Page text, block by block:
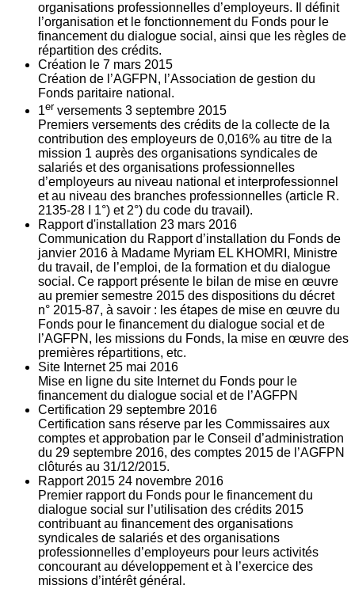
organisations professionnelles d’employeurs. Il définit
l’organisation et le fonctionnement du Fonds pour le
financement du dialogue social, ainsi que les règles de
répartition des crédits.
Création le 7 mars 2015
Création de l’AGFPN, l’Association de gestion du
Fonds paritaire national.
1er versements 3 septembre 2015
Premiers versements des crédits de la collecte de la
contribution des employeurs de 0,016% au titre de la
mission 1 auprès des organisations syndicales de
salariés et des organisations professionnelles
d’employeurs au niveau national et interprofessionnel
et au niveau des branches professionnelles (article R.
2135‐28 I 1°) et 2°) du code du travail).
Rapport d'installation 23 mars 2016
Communication du Rapport d’installation du Fonds de
janvier 2016 à Madame Myriam EL KHOMRI, Ministre
du travail, de l’emploi, de la formation et du dialogue
social. Ce rapport présente le bilan de mise en œuvre
au premier semestre 2015 des dispositions du décret
n° 2015-87, à savoir : les étapes de mise en œuvre du
Fonds pour le financement du dialogue social et de
l’AGFPN, les missions du Fonds, la mise en œuvre des
premières répartitions, etc.
Site Internet 25 mai 2016
Mise en ligne du site Internet du Fonds pour le
financement du dialogue social et de l’AGFPN
Certification 29 septembre 2016
Certification sans réserve par les Commissaires aux
comptes et approbation par le Conseil d’administration
du 29 septembre 2016, des comptes 2015 de l’AGFPN
clôturés au 31/12/2015.
Rapport 2015 24 novembre 2016
Premier rapport du Fonds pour le financement du
dialogue social sur l’utilisation des crédits 2015
contribuant au financement des organisations
syndicales de salariés et des organisations
professionnelles d’employeurs pour leurs activités
concourant au développement et à l’exercice des
missions d’intérêt général.